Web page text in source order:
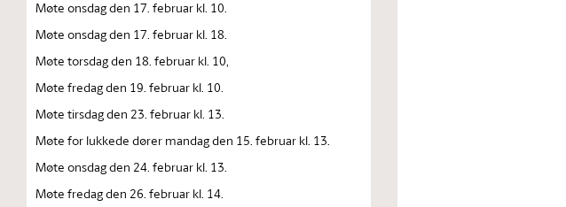
Møte onsdag den 17. februar kl. 10.
Møte onsdag den 17. februar kl. 18.
Møte torsdag den 18. februar kl. 10,
Møte fredag den 19. februar kl. 10.
Møte tirsdag den 23. februar kl. 13.
Møte for lukkede dører mandag den 15. februar kl. 13.
Møte onsdag den 24. februar kl. 13.
Møte fredag den 26. februar kl. 14.